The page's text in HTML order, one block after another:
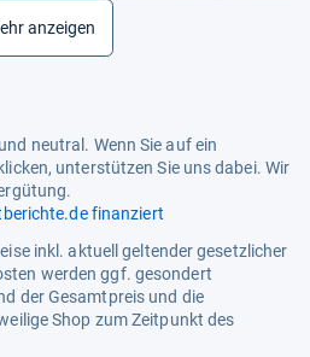
matt
lautsprecher
no
Details in Beschreibung
nicht smart-home-kompatibel
anzeigen
neutral. Wenn Sie auf ein
unterstützen Sie uns dabei. Wir
finanziert
inkl. aktuell geltender gesetzlicher
werden ggf. gesondert
der Gesamtpreis und die
Shop zum Zeitpunkt des